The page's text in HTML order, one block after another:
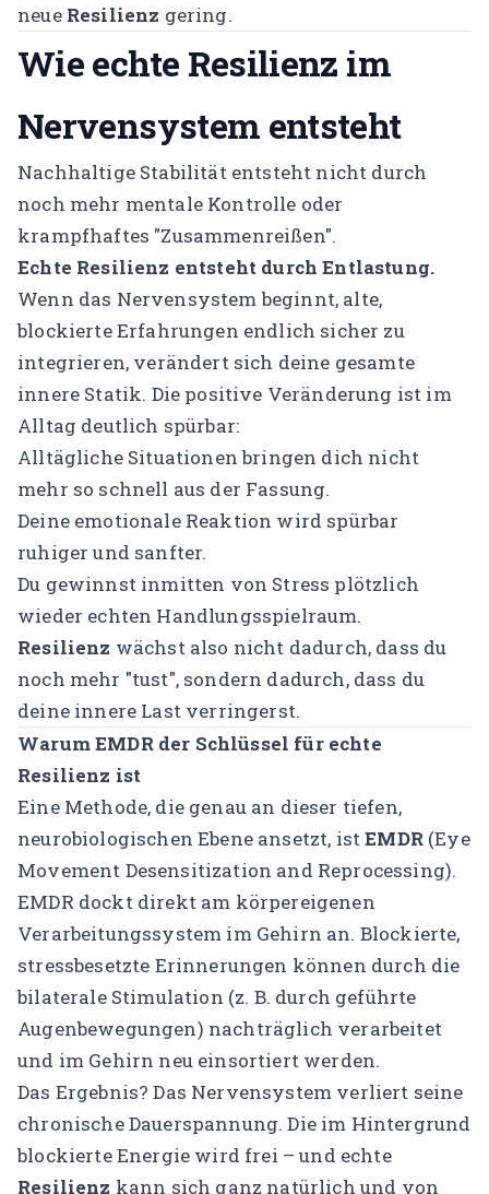
neue Resilienz gering.
Wie echte Resilienz im
Nervensystem entsteht
Nachhaltige Stabilität entsteht nicht durch
noch mehr mentale Kontrolle oder
krampfhaftes "Zusammenreißen".
Echte Resilienz entsteht durch Entlastung.
Wenn das Nervensystem beginnt, alte,
blockierte Erfahrungen endlich sicher zu
integrieren, verändert sich deine gesamte
innere Statik. Die positive Veränderung ist im
Alltag deutlich spürbar:
Alltägliche Situationen bringen dich nicht
mehr so schnell aus der Fassung.
Deine emotionale Reaktion wird spürbar
ruhiger und sanfter.
Du gewinnst inmitten von Stress plötzlich
wieder echten Handlungsspielraum.
Resilienz wächst also nicht dadurch, dass du
noch mehr "tust", sondern dadurch, dass du
deine innere Last verringerst.
Warum EMDR der Schlüssel für echte
Resilienz ist
Eine Methode, die genau an dieser tiefen,
neurobiologischen Ebene ansetzt, istEMDR(Eye
Movement Desensitization and Reprocessing).
EMDR dockt direkt am körpereigenen
Verarbeitungssystem im Gehirn an. Blockierte,
stressbesetzte Erinnerungen können durch die
bilaterale Stimulation (z. B. durch geführte
Augenbewegungen) nachträglich verarbeitet
und im Gehirn neu einsortiert werden.
Das Ergebnis? Das Nervensystem verliert seine
chronische Dauerspannung. Die im Hintergrund
blockierte Energie wird frei – und echte
Resilienz kann sich ganz natürlich und von